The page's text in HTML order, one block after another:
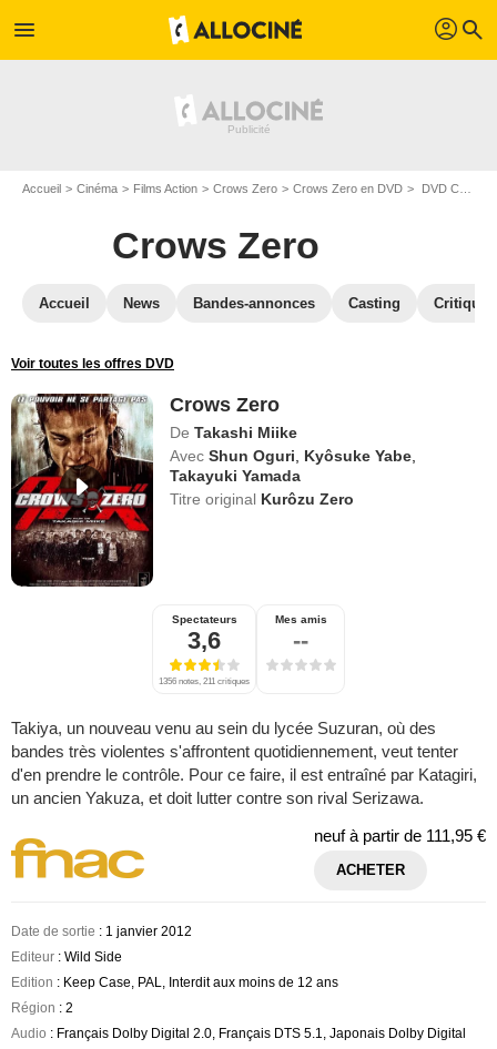
menu profil search
Accueil Cinéma Films Action Crows Zero Crows Zero en DVD DVD Crows Zero
Crows Zero
Accueil News Bandes-annonces Casting
Voir toutes les offres DVD
Crows Zero
De Takashi Miike
Avec Shun Oguri Kyôsuke Yabe
Takayuki Yamada
Titre original Kurôzu Zero
Spectateurs
3,6
1356 notes, 211 critiques
Mes amis
--
Takiya, un nouveau venu au sein du lycée Suzuran, où des
bandes très violentes s'affrontent quotidiennement, veut tenter
d'en prendre le contrôle. Pour ce faire, il est entraîné par Katagiri,
un ancien Yakuza, et doit lutter contre son rival Serizawa.
neuf à partir de 111,95 €
ACHETER
Date de sortie : 1 janvier 2012
Editeur : Wild Side
Edition : Keep Case, PAL, Interdit aux moins de 12 ans
Région : 2
Audio : Français Dolby Digital 2.0, Français DTS 5.1, Japonais Dolby Digital